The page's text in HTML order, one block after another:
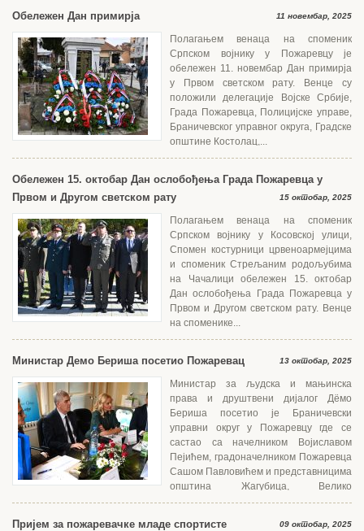
Обележен Дан примирја 11 новембар, 2025
Полагањем венаца на споменик
Српском војнику у Пожаревцу је
обележен 11. новембар Дан примирја
у Првом светском рату. Венце су
положили делегације Војске Србије,
Града Пожаревца, Полицијске управе,
Браничевског управног округа, Градске
општине Костолац,...
Обележен 15. октобар Дан ослобођења Града Пожаревца у
Првом и Другом светском рату
15 октобар, 2025
Полагањем венаца на споменик
Српском војнику у Косовској улици,
Спомен костурници црвеноармејцима
и споменик Стрељаним родољубима
на Чачалици обележен 15. октобар
Дан ослобођења Града Пожаревца у
Првом и Другом светском рату. Венце
на споменике...
Министар Демо Бериша посетио Пожаревац 13 октобар, 2025
Министар за људска и мањинска
права и друштвени дијалог Дëмо
Бериша посетио је Браничевски
управни округ у Пожаревцу где се
састао са начелником Војиславом
Пејићем, градоначелником Пожаревца
Сашом Павловићем и представницима
општина Жагубица, Велико
Градиште,...
Пријем за пожаревачке младе спортисте 09 октобар, 2025